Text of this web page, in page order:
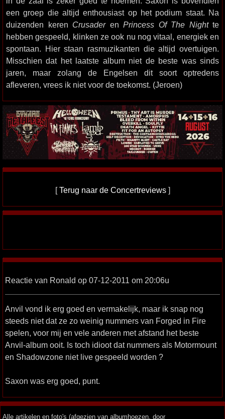
een groep die altijd enthousiast op het podium staat. Na
duizenden keren Crusaderen Princess Of The Nightte
hebben gespeeld, klinken ze ook nu nog vitaal, energiek en
spontaan. Hier staan rasmuzikanten die altijd overtuigen.
Misschien dat het laatste album niet de beste was sinds
jaren, maar zolang de Engelsen dit soort optredens
afleveren, vrees ik niet voor de toekomst. (Jeroen)
[Terug naar de Concertreviews]
Reactie van Ronald op 07-12-2011 om 20:06u
Anvil vond ik erg goed en vermakelijk, maar ik snap nog
steeds niet dat ze zo weinig nummers van Forged in Fire
spelen, voor mij en vele anderen met afstand het beste
Anvil-album ooit. Is toch idioot dat nummers als Motormount
en Shadowzone niet live gespeeld worden ?
Saxon was erg goed, punt.
Alle artikelen en foto's (afgezien van albumhoezen, door